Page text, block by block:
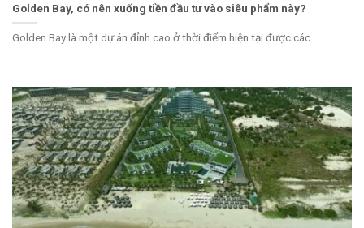
Golden Bay, có nên xuống tiền đầu tư vào siêu phẩm này?
Golden Bay là một dự án đỉnh cao ở thời điểm hiện tại được các...